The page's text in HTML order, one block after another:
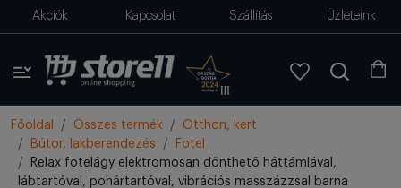
Akciók Kapcsolat Szállítás Üzleteink
Főoldal Összes termék
Otthon, kert
Bútor, lakberendezés
Fotel
Relax fotelágy elektromosan dönthető háttámlával,
lábtartóval, pohártartóval, vibrációs masszázzsal barna